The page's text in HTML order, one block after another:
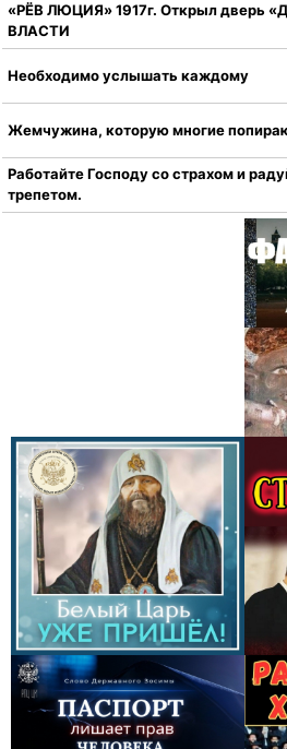
«РЁВ ЛЮЦИЯ» 1917г. Открыл дверь
ВЛАСТИ
Необходимо услышать каждому
Жемчужина, которую многие
Работайте Господу со страхом и
трепетом.